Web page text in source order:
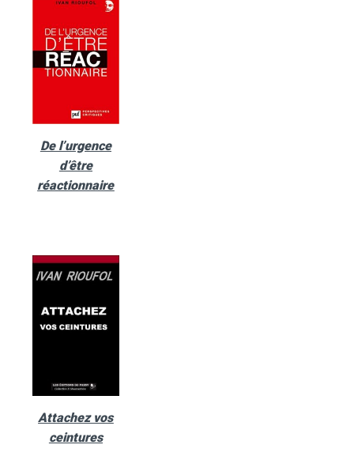
De l’urgence
d’être
réactionnaire
Attachez vos
ceintures